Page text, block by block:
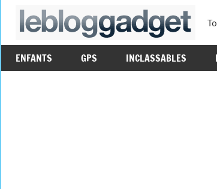
Aller
ENFANTS GPS INCLASSABLES